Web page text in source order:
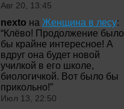
Авг 20, 13:45
nexto на Женщина в лесу:
“Клёво! Продолжение было
бы крайне интересное! А
вдруг она будет новой
училкой в его школе,
биологичкой. Вот было бы
прикольно!”
Июл 13, 22:50